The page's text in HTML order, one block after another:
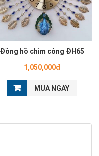
Đồng hồ chim công ĐH65
1,050,000đ
MUA NGAY